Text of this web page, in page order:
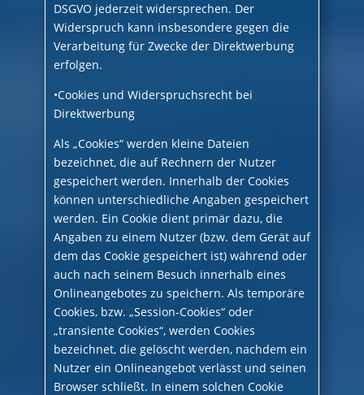
DSGVO jederzeit widersprechen. Der
Widerspruch kann insbesondere gegen die
Verarbeitung für Zwecke der Direktwerbung
erfolgen.
•Cookies und Widerspruchsrecht bei
Direktwerbung
Als „Cookies“ werden kleine Dateien
bezeichnet, die auf Rechnern der Nutzer
gespeichert werden. Innerhalb der Cookies
können unterschiedliche Angaben gespeichert
werden. Ein Cookie dient primär dazu, die
Angaben zu einem Nutzer (bzw. dem Gerät auf
dem das Cookie gespeichert ist) während oder
auch nach seinem Besuch innerhalb eines
Onlineangebotes zu speichern. Als temporäre
Cookies, bzw. „Session-Cookies“ oder
„transiente Cookies“, werden Cookies
bezeichnet, die gelöscht werden, nachdem ein
Nutzer ein Onlineangebot verlässt und seinen
Browser schließt. In einem solchen Cookie